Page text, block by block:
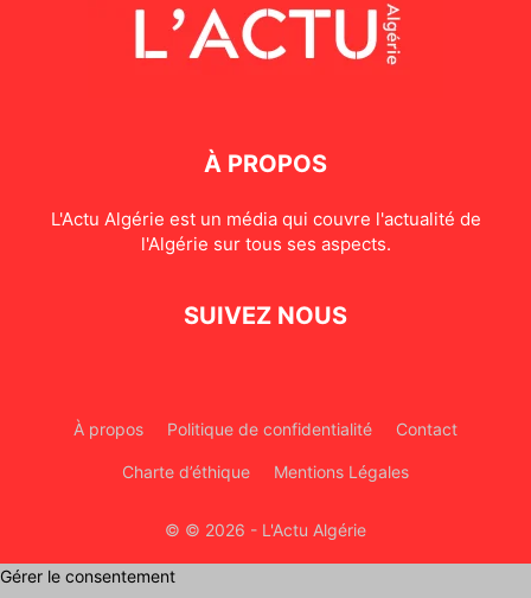
À PROPOS
L'Actu Algérie est un média qui couvre l'actualité de
l'Algérie sur tous ses aspects.
SUIVEZ NOUS
À propos Politique de confidentialité Contact
Charte d’éthique Mentions Légales
© © 2026 - L'Actu Algérie
Gérer le consentement